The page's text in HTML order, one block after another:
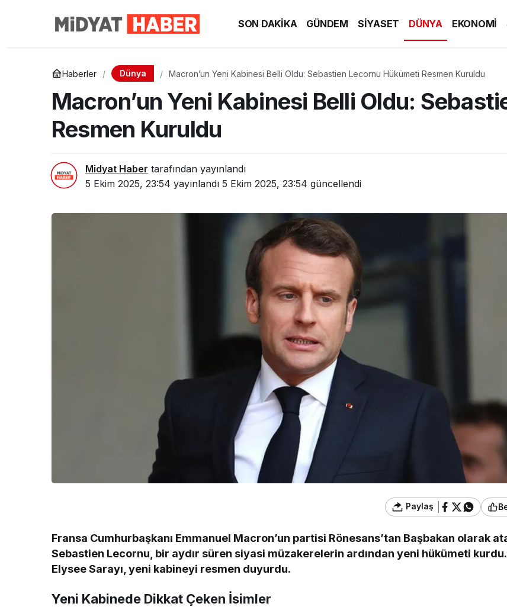
SON DAKİKA GÜNDEM SİYASET DÜNYA EKONOMİ
Haberler Dünya Macron’un Yeni Kabinesi Belli Oldu: Sebastien Lecornu Hükümeti Resmen Kuruldu
Macron’un Yeni Kabinesi Belli Oldu:
Resmen Kuruldu
Midyat Haber tarafından yayınlandı
5 Ekim 2025, 23:54 yayınlandı 5 Ekim 2025, 23:54 güncellendi
Paylaş
Fransa Cumhurbaşkanı Emmanuel Macron’un partisi Rönesans’tan Başbakan olarak
Sebastien Lecornu, bir aydır süren siyasi müzakerelerin ardından yeni hükümeti kurdu.
Elysee Sarayı, yeni kabineyi resmen duyurdu.
Yeni Kabinede Dikkat Çeken İsimler